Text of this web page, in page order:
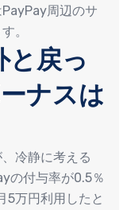
周辺のサ
。
と戻っ
ナスは
冷静に考える
の付与率が0.5％
5万円利用したと